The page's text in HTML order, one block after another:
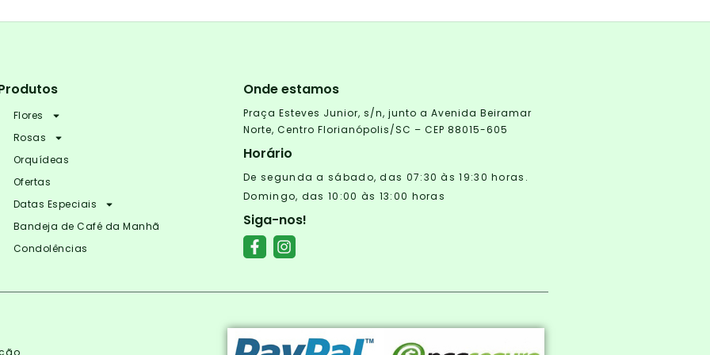
Flores
Rosas
Orquídeas
Ofertas
Datas Especiais
Bandeja de Café da Manhã
Condolências
Onde estamos
Praça Esteves Junior, s/n, junto a Avenida Beiramar
Norte, Centro Florianópolis/SC – CEP 88015-605
Horário
De segunda a sábado, das 07:30 às 19:30 horas.
Domingo, das 10:00 às 13:00 horas
Siga-nos!